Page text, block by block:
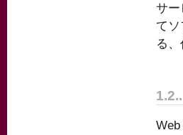
サー
て
る